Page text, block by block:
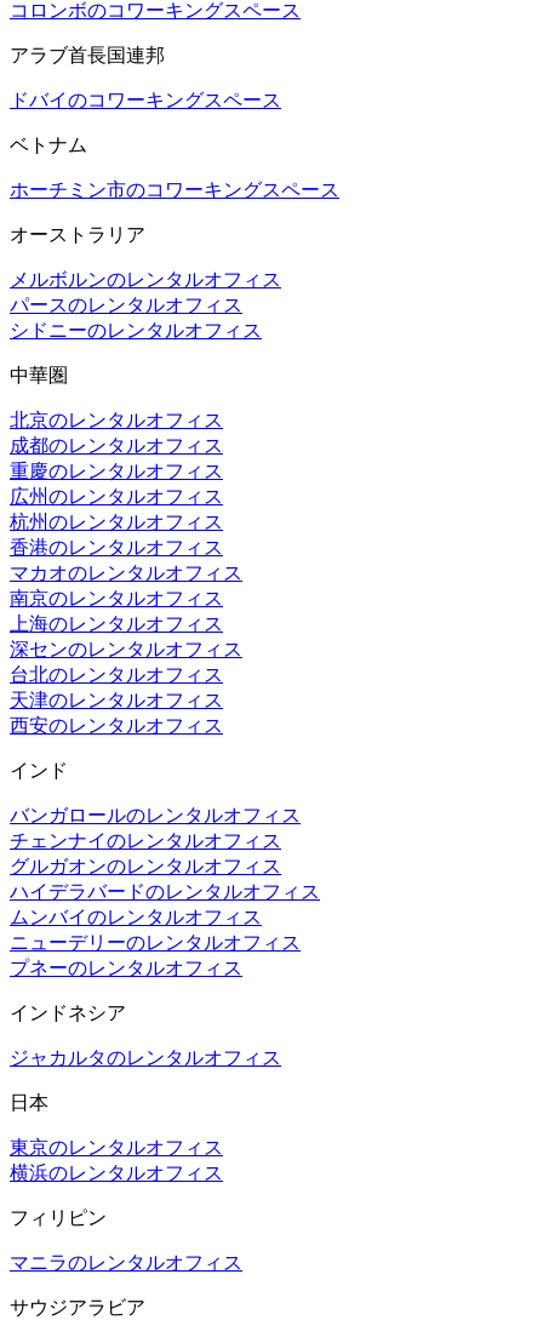
コロンボのコワーキングスペース
アラブ首長国連邦
ドバイのコワーキングスペース
ベトナム
ホーチミン市のコワーキングスペース
オーストラリア
メルボルンのレンタルオフィス
パースのレンタルオフィス
シドニーのレンタルオフィス
中華圏
北京のレンタルオフィス
成都のレンタルオフィス
重慶のレンタルオフィス
広州のレンタルオフィス
杭州のレンタルオフィス
香港のレンタルオフィス
マカオのレンタルオフィス
南京のレンタルオフィス
上海のレンタルオフィス
深センのレンタルオフィス
台北のレンタルオフィス
天津のレンタルオフィス
西安のレンタルオフィス
インド
バンガロールのレンタルオフィス
チェンナイのレンタルオフィス
グルガオンのレンタルオフィス
ハイデラバードのレンタルオフィス
ムンバイのレンタルオフィス
ニューデリーのレンタルオフィス
プネーのレンタルオフィス
インドネシア
ジャカルタのレンタルオフィス
日本
東京のレンタルオフィス
横浜のレンタルオフィス
フィリピン
マニラのレンタルオフィス
サウジアラビア